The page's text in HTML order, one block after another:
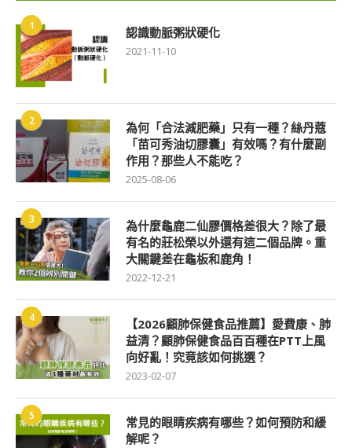
1 認識動脈粥狀硬化
2021-11-10
2
為何「合法減肥藥」只有一種？絲丹蔻
「苗可秀油切膠囊」有效嗎？有什麼副
作用？那些人不能吃？
2025-08-06
3
為什麼龜鹿二仙膠價格差很大？除了最
有名的莊松榮以外還有這二個品牌。重
大關鍵差在龜板和鹿角！
2022-12-21
4
【2026顧肺保健食品推薦】愛費康、肺
益清？顧肺保健食品百百種在PTT上風
向好亂！究竟該如何挑選？
2023-02-07
5
常見的眼睛疾病有哪些？如何預防和緩
解呢？